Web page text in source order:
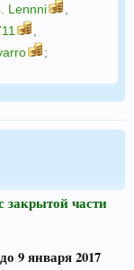
Lennni
;
закрытой части
9 января 2017